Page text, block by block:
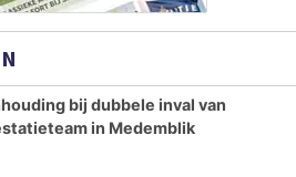
bij dubbele inval van
in Medemblik